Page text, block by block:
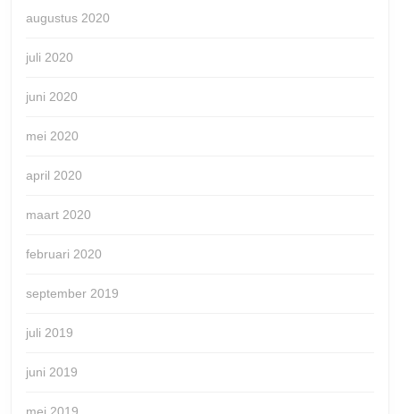
augustus 2020
juli 2020
juni 2020
mei 2020
april 2020
maart 2020
februari 2020
september 2019
juli 2019
juni 2019